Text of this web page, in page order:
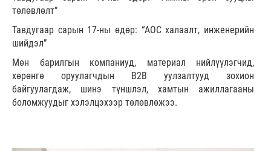
төлөвлөлт”
Тавдугаар сарын 17-ны өдөр: “АОС халаалт, инженерийн
шийдэл”
Мөн барилгын компаниуд, материал нийлүүлэгчид,
хөрөнгө оруулагчдын B2B уулзалтууд зохион
байгуулагдаж, шинэ түншлэл, хамтын ажиллагааны
боломжуудыг хэлэлцэхээр төлөвлөжээ.